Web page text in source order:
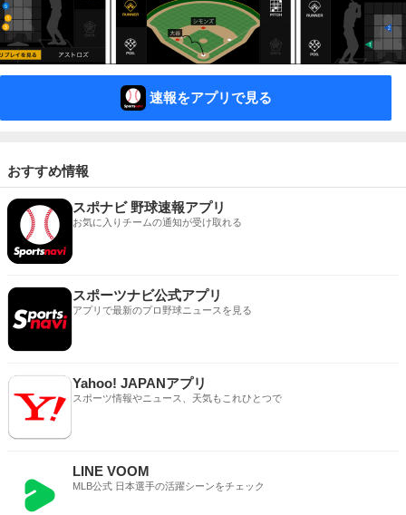
速報をアプリで見る
おすすめ情報
スポナビ 野球速報アプリ
お気に入りチームの通知が受け取れる
スポーツナビ公式アプリ
アプリで最新のプロ野球ニュースを見る
Yahoo! JAPANアプリ
スポーツ情報やニュース、天気もこれひとつで
LINE VOOM
MLB公式 日本選手の活躍シーンをチェック